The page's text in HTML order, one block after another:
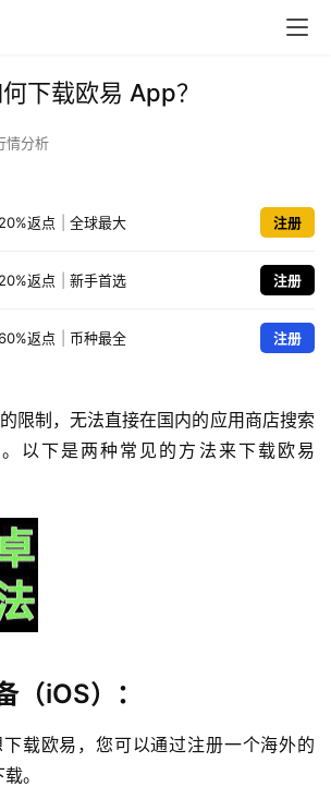
下载欧易 App？
情分析
20%返点 全球最大 注册
20%返点 新手首选 注册
返点 币种最全 注册
限制，无法直接在国内的应用商店搜索
以下是两种常见的方法来下载欧易
（iOS）：
载欧易，您可以通过注册一个海外的
。